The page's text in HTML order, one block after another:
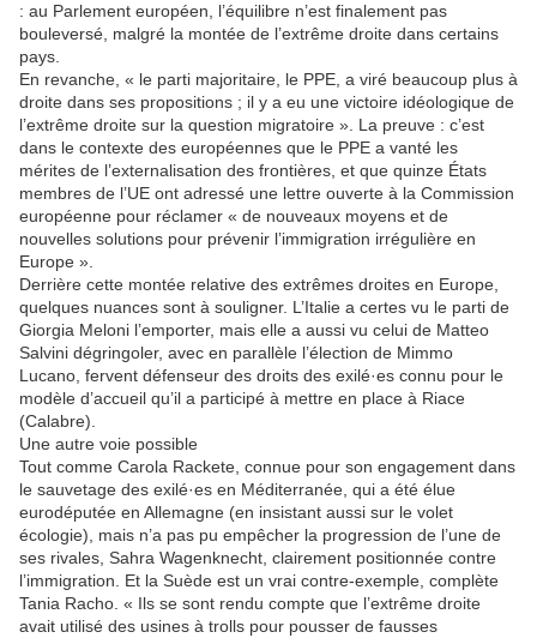
: au Parlement européen, l’équilibre n’est finalement pas
bouleversé, malgré la montée de l’extrême droite dans certains
pays.
En revanche, « le parti majoritaire, le PPE, a viré beaucoup plus à
droite dans ses propositions ; il y a eu une victoire idéologique de
l’extrême droite sur la question migratoire ». La preuve : c’est
dans le contexte des européennes que le PPE a vanté les
mérites de l’externalisation des frontières, et que quinze États
membres de l’UE ont adressé une lettre ouverte à la Commission
européenne pour réclamer « de nouveaux moyens et de
nouvelles solutions pour prévenir l’immigration irrégulière en
Europe ».
Derrière cette montée relative des extrêmes droites en Europe,
quelques nuances sont à souligner. L’Italie a certes vu le parti de
Giorgia Meloni l’emporter, mais elle a aussi vu celui de Matteo
Salvini dégringoler, avec en parallèle l’élection de Mimmo
Lucano, fervent défenseur des droits des exilé·es connu pour le
modèle d’accueil qu’il a participé à mettre en place à Riace
(Calabre).
Une autre voie possible
Tout comme Carola Rackete, connue pour son engagement dans
le sauvetage des exilé·es en Méditerranée, qui a été élue
eurodéputée en Allemagne (en insistant aussi sur le volet
écologie), mais n’a pas pu empêcher la progression de l’une de
ses rivales, Sahra Wagenknecht, clairement positionnée contre
l’immigration. Et la Suède est un vrai contre-exemple, complète
Tania Racho. « Ils se sont rendu compte que l’extrême droite
avait utilisé des usines à trolls pour pousser de fausses